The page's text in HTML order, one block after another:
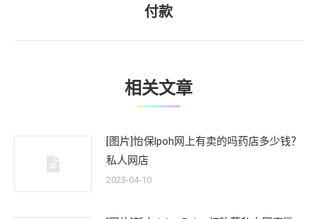
一
付款
相关文章
[图片]怡保lpoh网上有卖的吗药店多少钱？
私人网店
2023-04-10